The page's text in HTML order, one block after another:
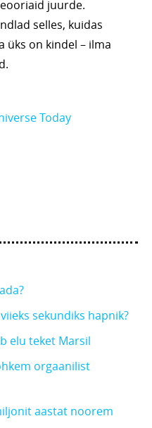
juurde.
selles, kuidas
üks on kindel – ilma
Today
sekundiks hapnik?
elu teket Marsil
orgaanilist
aastat noorem